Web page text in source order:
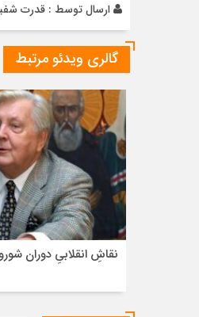
ارسال توسط : قدرت
گالری ویدئو مرتبط
نقاشِ انقلابیِ دوران